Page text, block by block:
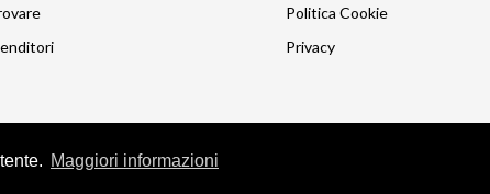
Maggiori informazioni
Politica Cookie
Privacy